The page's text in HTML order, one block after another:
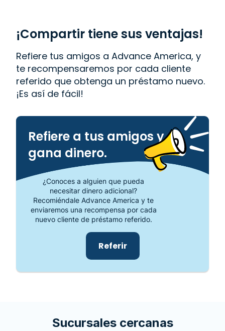
visita tu sucursal más cercana en 2840 34th St. N,
Saint Petersburg, FL 33713.
¡Compartir tiene sus ventajas!
Refiere tus amigos a Advance America, y
te recompensaremos por cada cliente
referido que obtenga un préstamo nuevo.
¡Es así de fácil!
Refiere a tus amigos y
gana dinero.
¿Conoces a alguien que pueda
necesitar dinero adicional?
Recomiéndale Advance America y te
enviaremos una recompensa por cada
nuevo cliente de préstamo referido.
Referir
Sucursales cercanas